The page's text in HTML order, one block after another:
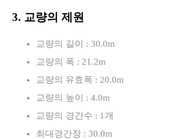
3. 교량의 제원
교량의 길이 : 30.0m
교량의 폭 : 21.2m
교량의 유효폭 : 20.0m
교량의 높이 : 4.0m
교량의 경간수 : 1개
최대경간장 : 30.0m